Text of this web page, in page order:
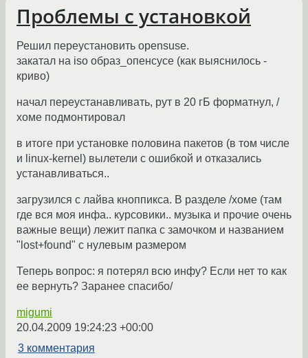
Проблемы с установкой
Решил переустановить opensuse.
закатал на iso образ_опенсусе (как выяснилось -
криво)
начал переустанавливать, рут в 20 гБ форматнул, /
хоме подмонтировал
в итоге при установке половина пакетов (в том числе
и linux-kernel) вылетели с ошибкой и отказались
устанавливаться..
загрузился с лайва кноппикса. В разделе /хоме (там
где вся моя инфа.. курсовики.. музыка и прочие очень
важные вещи) лежит папка с замочком и названием
"lost+found" с нулевым размером
Теперь вопрос: я потерял всю инфу? Если нет то как
ее вернуть? Заранее спасибо/
migumi
20.04.2009 19:24:23 +00:00
3 комментария